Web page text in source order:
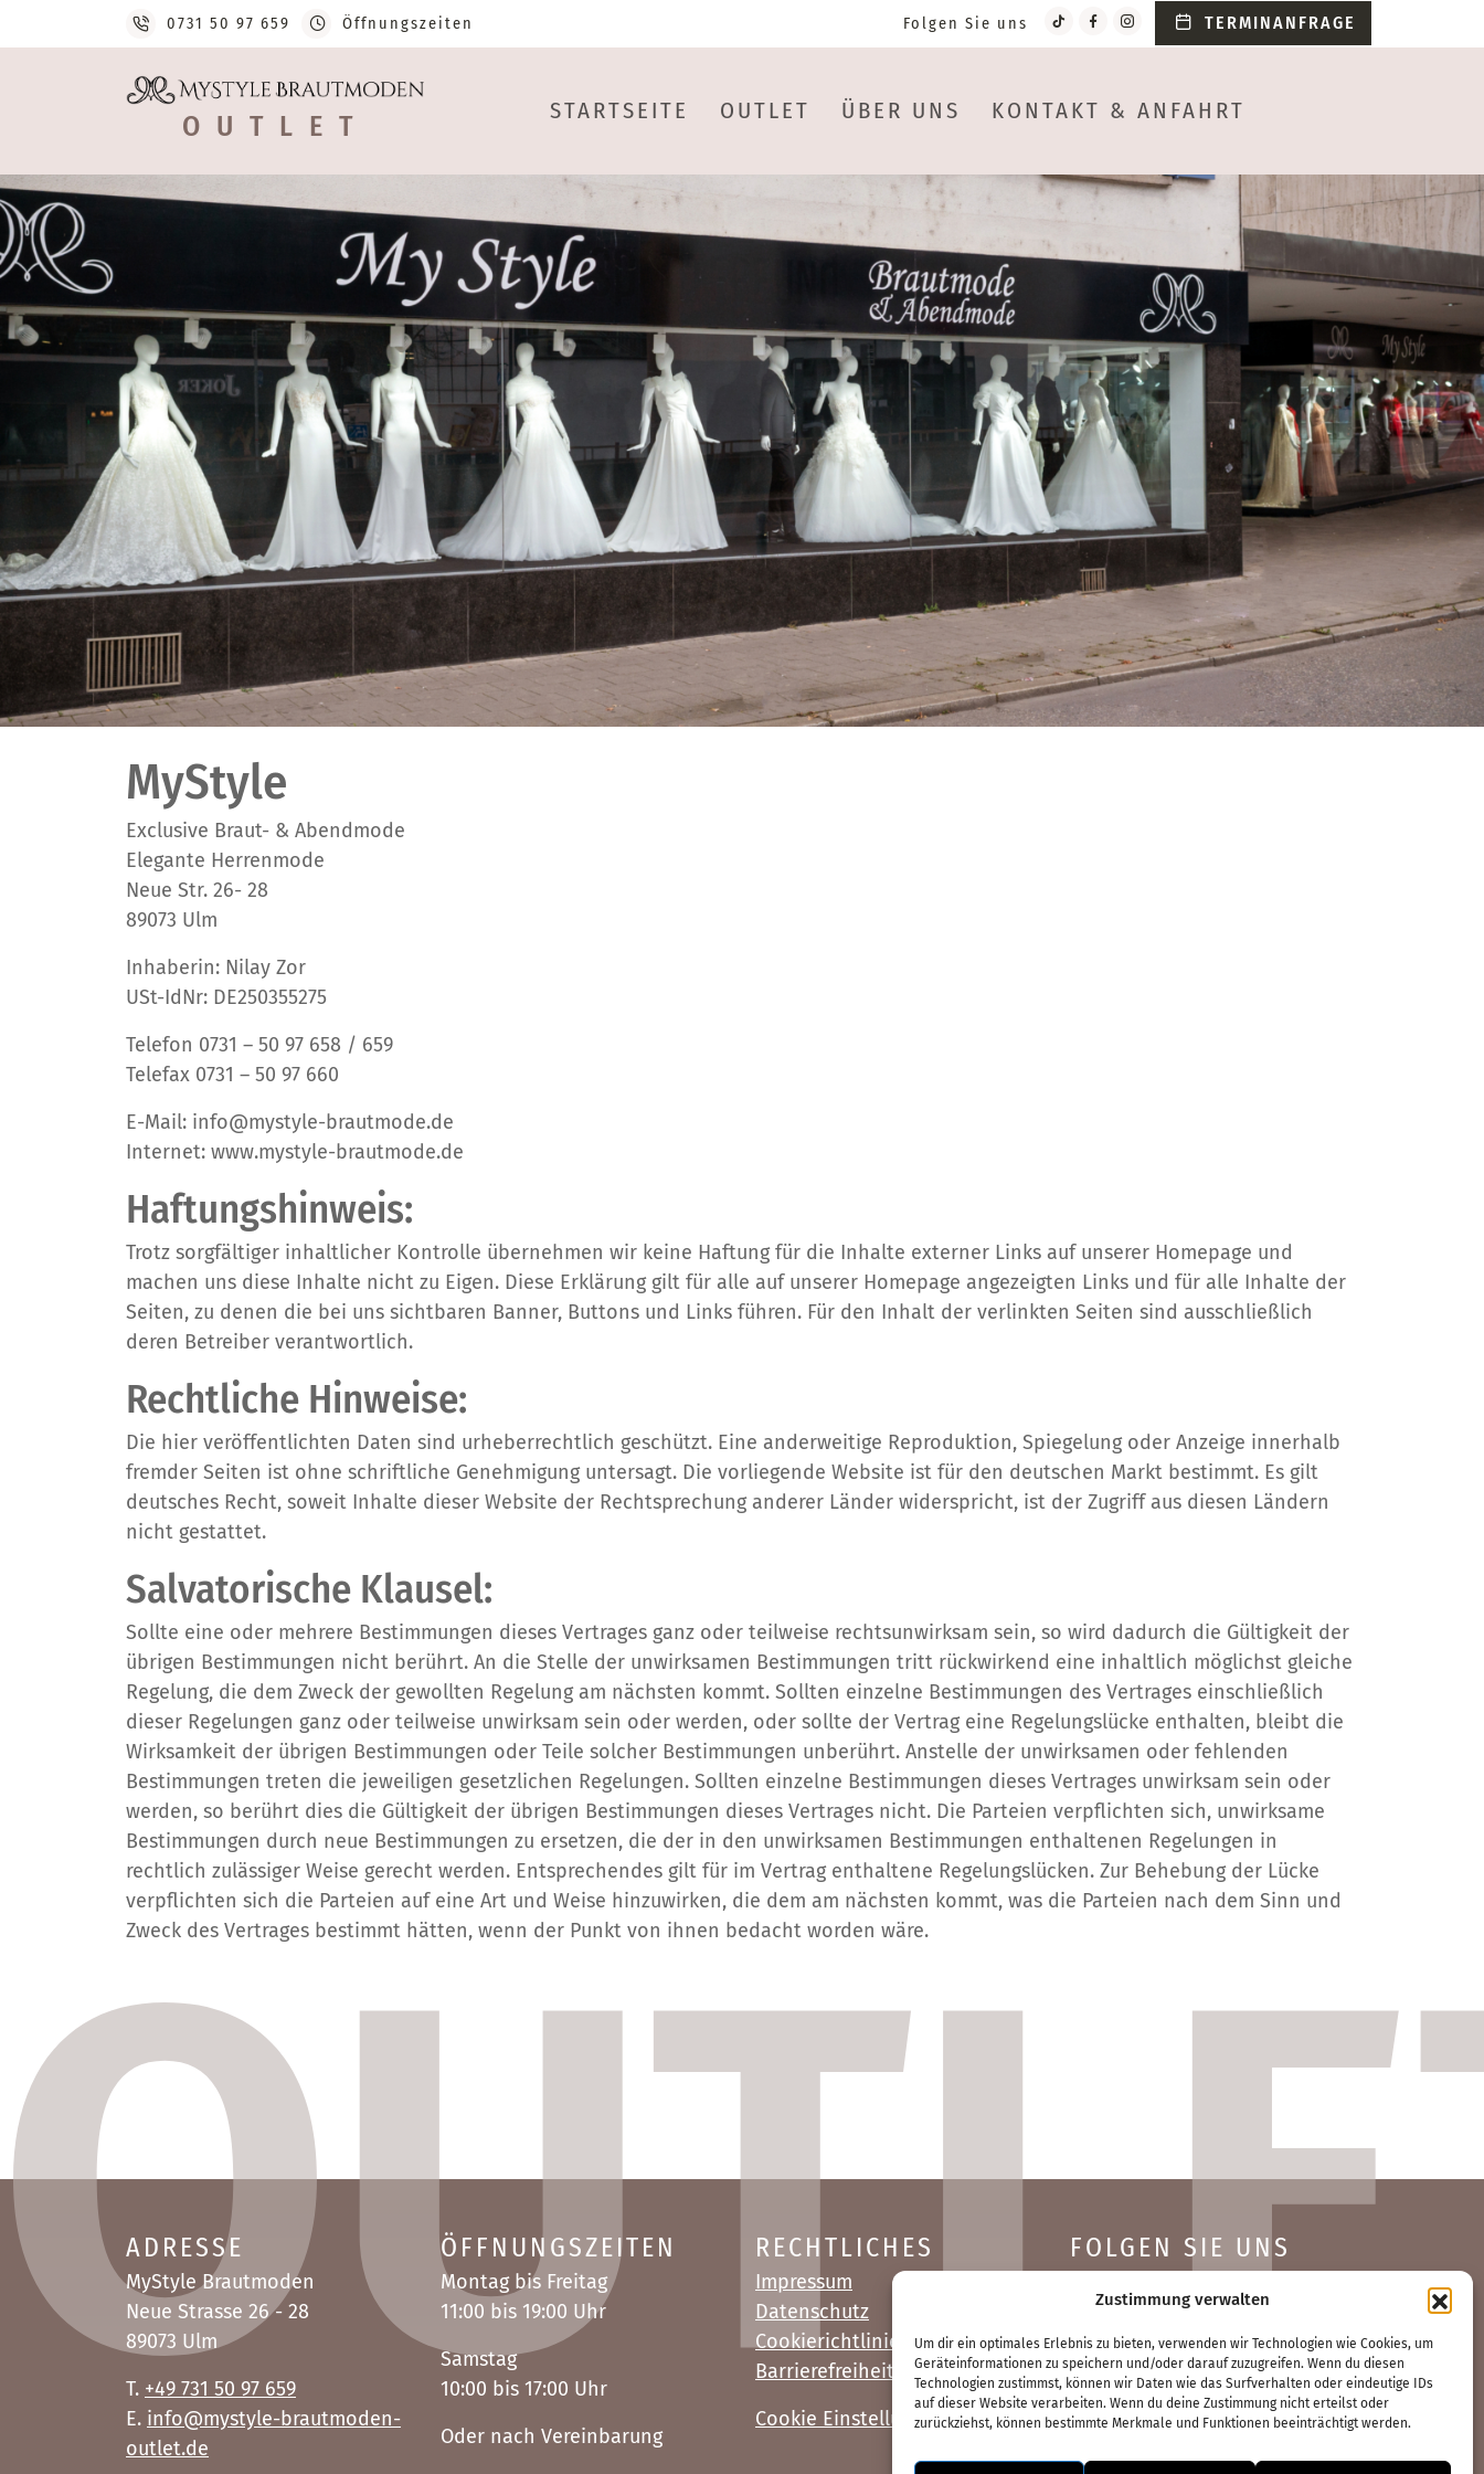
Zustimmung verwalten
Um dir ein optimales Erlebnis zu bieten, verwenden wir Technologien wie Cookies, um
Geräteinformationen zu speichern und/oder darauf zuzugreifen. Wenn du diesen
Technologien zustimmst, können wir Daten wie das Surfverhalten oder eindeutige IDs
auf dieser Website verarbeiten. Wenn du deine Zustimmung nicht erteilst oder
zurückziehst, können bestimmte Merkmale und Funktionen beeinträchtigt werden.
0731 50 97 659 Öffnungszeiten Folgen Sie uns TERMINANFRAGE
OUTLET STARTSEITE OUTLET ÜBER UNS KONTAKT & ANFAHRT
MyStyle
Exclusive Braut- & Abendmode
Elegante Herrenmode
Neue Str. 26- 28
89073 Ulm
Inhaberin: Nilay Zor
USt-IdNr: DE250355275
Telefon 0731 – 50 97 658 / 659
Telefax 0731 – 50 97 660
E-Mail: info@mystyle-brautmode.de
Internet: www.mystyle-brautmode.de
Haftungshinweis:
Trotz sorgfältiger inhaltlicher Kontrolle übernehmen wir keine Haftung für die Inhalte externer Links auf unserer Homepage und
machen uns diese Inhalte nicht zu Eigen. Diese Erklärung gilt für alle auf unserer Homepage angezeigten Links und für alle Inhalte der
Seiten, zu denen die bei uns sichtbaren Banner, Buttons und Links führen. Für den Inhalt der verlinkten Seiten sind ausschließlich
deren Betreiber verantwortlich.
Rechtliche Hinweise:
Die hier veröffentlichten Daten sind urheberrechtlich geschützt. Eine anderweitige Reproduktion, Spiegelung oder Anzeige innerhalb
fremder Seiten ist ohne schriftliche Genehmigung untersagt. Die vorliegende Website ist für den deutschen Markt bestimmt. Es gilt
deutsches Recht, soweit Inhalte dieser Website der Rechtsprechung anderer Länder widerspricht, ist der Zugriff aus diesen Ländern
nicht gestattet.
Salvatorische Klausel:
Sollte eine oder mehrere Bestimmungen dieses Vertrages ganz oder teilweise rechtsunwirksam sein, so wird dadurch die Gültigkeit der
übrigen Bestimmungen nicht berührt. An die Stelle der unwirksamen Bestimmungen tritt rückwirkend eine inhaltlich möglichst gleiche
Regelung, die dem Zweck der gewollten Regelung am nächsten kommt. Sollten einzelne Bestimmungen des Vertrages einschließlich
dieser Regelungen ganz oder teilweise unwirksam sein oder werden, oder sollte der Vertrag eine Regelungslücke enthalten, bleibt die
Wirksamkeit der übrigen Bestimmungen oder Teile solcher Bestimmungen unberührt. Anstelle der unwirksamen oder fehlenden
Bestimmungen treten die jeweiligen gesetzlichen Regelungen. Sollten einzelne Bestimmungen dieses Vertrages unwirksam sein oder
werden, so berührt dies die Gültigkeit der übrigen Bestimmungen dieses Vertrages nicht. Die Parteien verpflichten sich, unwirksame
Bestimmungen durch neue Bestimmungen zu ersetzen, die der in den unwirksamen Bestimmungen enthaltenen Regelungen in
rechtlich zulässiger Weise gerecht werden. Entsprechendes gilt für im Vertrag enthaltene Regelungslücken. Zur Behebung der Lücke
verpflichten sich die Parteien auf eine Art und Weise hinzuwirken, die dem am nächsten kommt, was die Parteien nach dem Sinn und
Zweck des Vertrages bestimmt hätten, wenn der Punkt von ihnen bedacht worden wäre.
ADRESSE
MyStyle Brautmoden
Neue Strasse 26 - 28
89073 Ulm
T. +49 731 50 97 659
E. info@mystyle-brautmoden-
outlet.de
ÖFFNUNGSZEITEN
Montag bis Freitag
11:00 bis 19:00 Uhr
Samstag
10:00 bis 17:00 Uhr
Oder nach Vereinbarung
RECHTLICHES
Impressum
Datenschutz
Cookierichtlinien
Barrierefreiheit
Cookie Einstellungen
FOLGEN SIE UNS